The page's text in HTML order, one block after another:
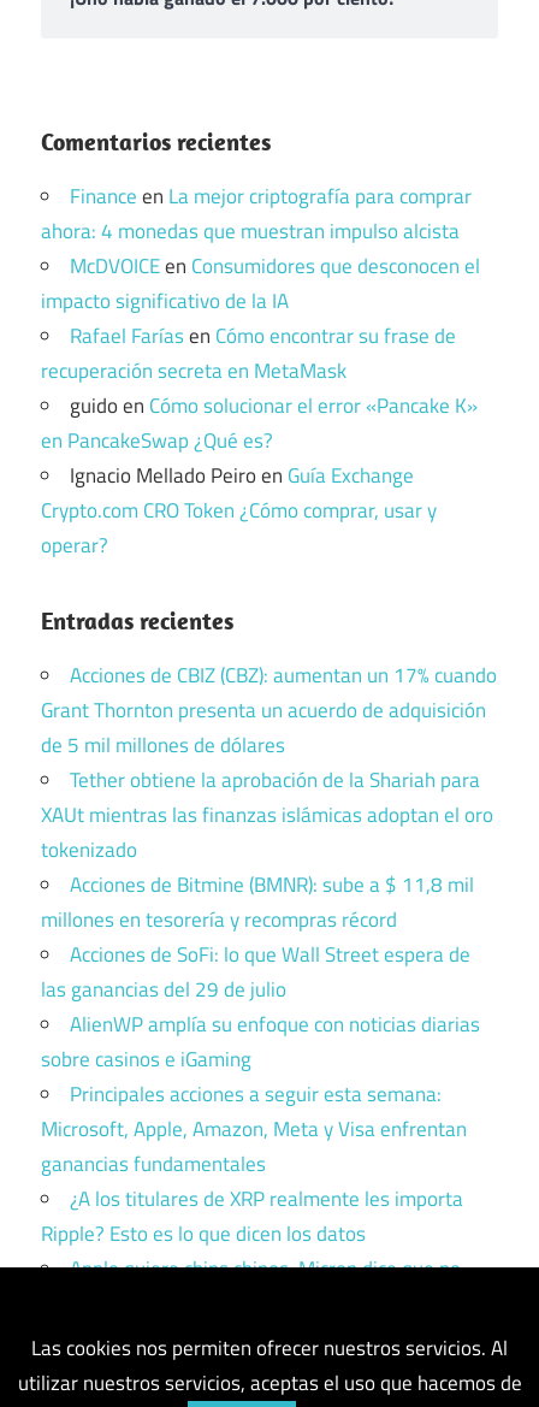
Comentarios recientes
Financeen La mejor criptografía para comprar
ahora: 4 monedas que muestran impulso alcista
McDVOICEen Consumidores que desconocen el
impacto significativo de la IA
Rafael Faríasen Cómo encontrar su frase de
recuperación secreta en MetaMask
guidoen Cómo solucionar el error «Pancake K»
en PancakeSwap ¿Qué es?
Ignacio Mellado Peiroen Guía Exchange
Crypto.com CRO Token ¿Cómo comprar, usar y
operar?
Entradas recientes
Acciones de CBIZ (CBZ): aumentan un 17% cuando
Grant Thornton presenta un acuerdo de adquisición
de 5 mil millones de dólares
Tether obtiene la aprobación de la Shariah para
XAUt mientras las finanzas islámicas adoptan el oro
tokenizado
Acciones de Bitmine (BMNR): sube a $ 11,8 mil
millones en tesorería y recompras récord
Acciones de SoFi: lo que Wall Street espera de
las ganancias del 29 de julio
AlienWP amplía su enfoque con noticias diarias
sobre casinos e iGaming
Principales acciones a seguir esta semana:
Microsoft, Apple, Amazon, Meta y Visa enfrentan
ganancias fundamentales
¿A los titulares de XRP realmente les importa
Ripple? Esto es lo que dicen los datos
Apple quiere chips chinos. Micron dice que no.
Las cookies nos permiten ofrecer nuestros servicios. Al
utilizar nuestros servicios, aceptas el uso que hacemos de